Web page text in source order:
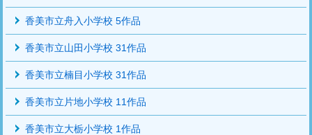
香美市立舟入小学校 5作品
香美市立山田小学校 31作品
香美市立楠目小学校 31作品
香美市立片地小学校 11作品
香美市立大栃小学校 1作品